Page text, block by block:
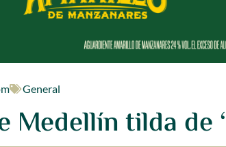
General
Medellín tilda